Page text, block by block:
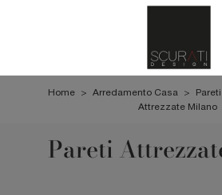
Home > Arredamento Casa >
Attrezzate Milano
Pareti